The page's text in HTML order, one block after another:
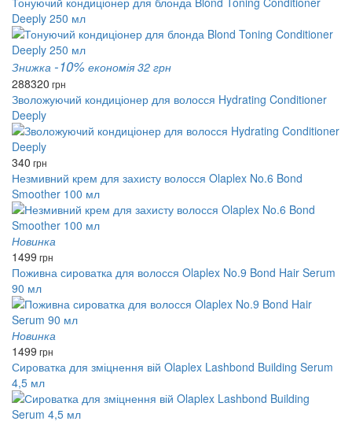
Deeply 250 мл
Знижка -10% економія 32 грн
288320 грн
Зволожуючий кондиціонер для волосся Hydrating Conditioner
Deeply
340 грн
Незмивний крем для захисту волосся Olaplex No.6 Bond
Smoother 100 мл
Новинка
1499 грн
Поживна сироватка для волосся Olaplex No.9 Bond Hair Serum
90 мл
Новинка
1499 грн
Сироватка для зміцнення вій Olaplex Lashbond Building Serum
4,5 мл